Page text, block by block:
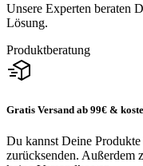
Unsere Experten beraten
Lösung.
Produktberatung
Gratis Versand ab 99€ &
Du kannst Deine
zurücksenden. Außerdem